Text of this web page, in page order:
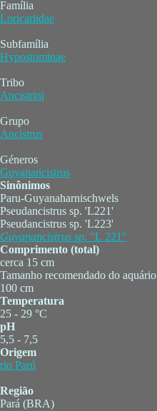
Família
Loricariidae
Subfamília
Hypostominae
Tribo
Ancistrini
Grupo
Ancistrus
Géneros
Guyanancistrus
Sinônimos
Paru-Guyanaharnischwels
Pseudancistrus sp. 'L221'
Pseudancistrus sp. 'L223'
Guyanancistrus sp. "L 221"
Comprimento (total)
cerca 15 cm
Tamanho recomendado do aquário
100 cm
Temperatura
25 - 29 °C
pH
5,5 - 7,5
Origem
rio Parú
Região
Pará (BRA)